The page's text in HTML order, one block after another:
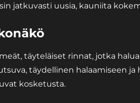
jatkuvasti uusia, kauniita
täyteläiset rinnat, jotka
täydellinen halaamiseen ja
kosketusta.